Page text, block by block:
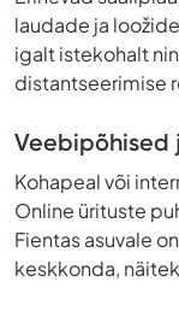
laudade ja
igalt istekohalt
distantseerimise
Veebipõhised
Kohapeal või
Online ürituste
Fientas asuvale
keskkonda,